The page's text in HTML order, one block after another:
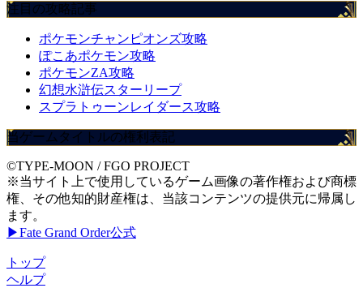
注目の攻略記事
ポケモンチャンピオンズ攻略
ぽこあポケモン攻略
ポケモンZA攻略
幻想水滸伝スターリープ
スプラトゥーンレイダース攻略
当ゲームタイトルの権利表記
©TYPE-MOON / FGO PROJECT
※当サイト上で使用しているゲーム画像の著作権および商標
権、その他知的財産権は、当該コンテンツの提供元に帰属し
ます。
▶Fate Grand Order公式
トップ
ヘルプ